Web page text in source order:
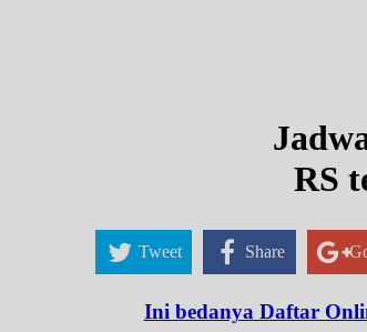
RS
Tweet Share
Ini bedanya Daftar